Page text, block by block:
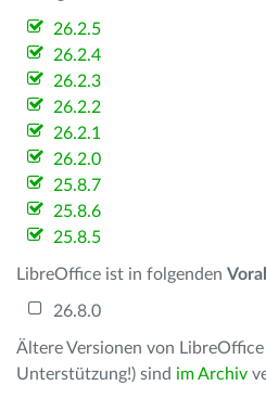
26.2.5
26.2.4
26.2.3
26.2.2
26.2.1
26.2.0
25.8.7
25.8.6
25.8.5
LibreOffice ist in folgenden
26.8.0
Ältere Versionen von
Unterstützung!) sind im Archiv